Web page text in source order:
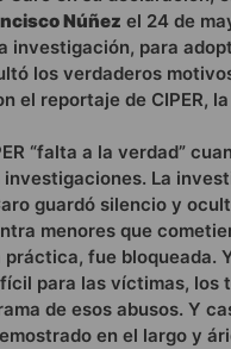
Núñez el 24 de
investigación, para
los verdaderos
el reportaje de CIPER,
“falta a la verdad”
La
guardó silencio y
menores que
fue bloqueada.
para las víctimas, los
de esos abusos. Y
en el largo y